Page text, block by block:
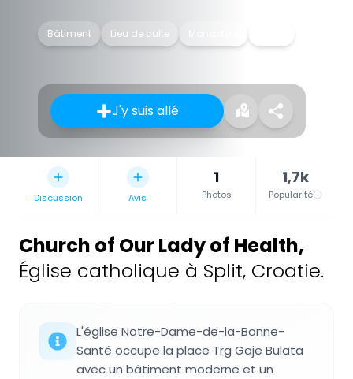
Bâtiment Lieu de culte
J'y suis allé
Discussion Avis
1
Photos
1,7k
Popularité
Church of Our Lady of Health,
Église catholique à Split, Croatie.
L'église Notre-Dame-de-la-Bonne-
Santé occupe la place Trg Gaje Bulata
avec un bâtiment moderne et un